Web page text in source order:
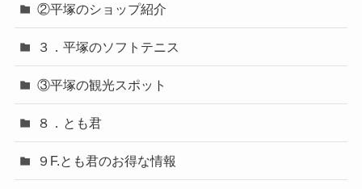
②平塚のショップ紹介
３．平塚のソフトテニス
③平塚の観光スポット
８．とも君
９F.とも君のお得な情報